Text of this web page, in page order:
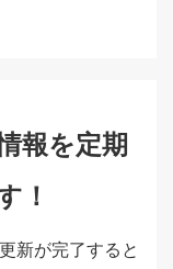
報を定期
！
新が完了すると